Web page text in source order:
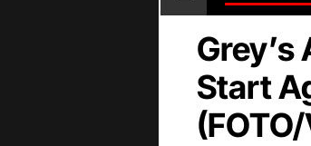
Grey’s
Start